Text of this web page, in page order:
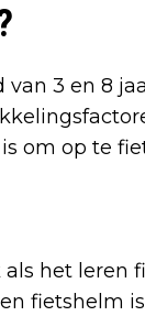
3 en 8
om op te
het leren
fietshelm